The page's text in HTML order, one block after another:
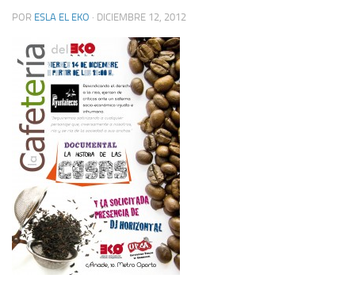
POR ESLA EL EKO · DICIEMBRE 12, 2012